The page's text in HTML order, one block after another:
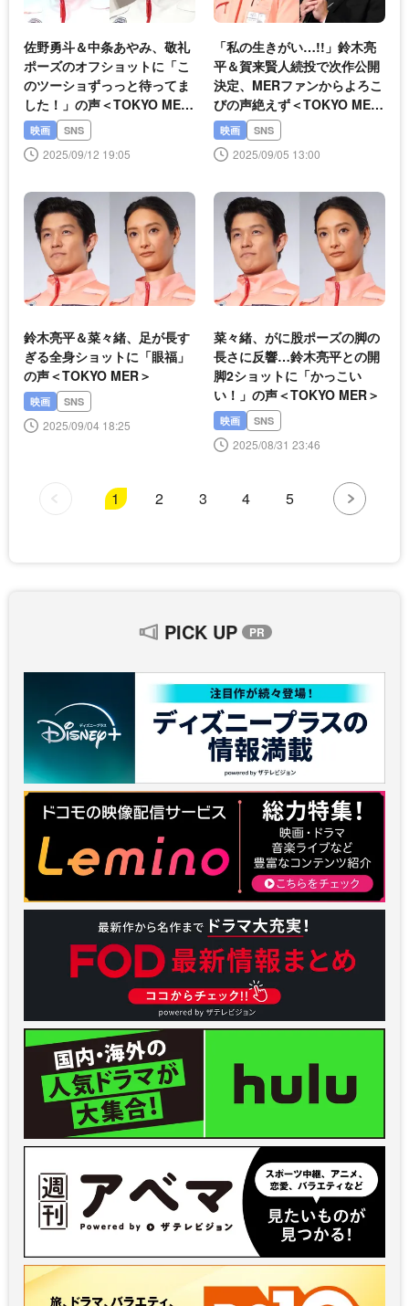
佐野勇斗＆中条あやみ、敬礼
ポーズのオフショットに「こ
のツーショずっっと待ってま
した！」の声＜TOKYO MER
＞映画 SNS
2025/09/12 19:05
「私の生きがい…!!」鈴木亮
平＆賀来賢人続投で次作公開
決定、MERファンからよろこ
びの声絶えず＜TOKYO MER
＞映画 SNS
2025/09/05 13:00
鈴木亮平＆菜々緒、足が長す
ぎる全身ショットに「眼福」
の声＜TOKYO MER＞
映画 SNS
2025/09/04 18:25
菜々緒、がに股ポーズの脚の
長さに反響…鈴木亮平との開
脚2ショットに「かっこい
い！」の声＜TOKYO MER＞
映画 SNS
2025/08/31 23:46
1 2 3 4 5
PICK UP